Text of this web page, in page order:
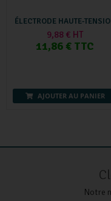
ÉLECTRODE HAUTE-
9,88 € HT
11,86 € TTC
AJOUTER AU PANIER
Notre